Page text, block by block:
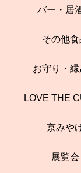
バー・居
その他食
お守り・縁
LOVE THE
京みや
展覧会